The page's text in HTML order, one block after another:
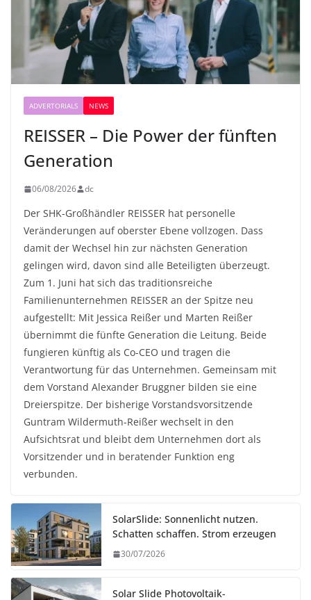
ADVERTORIALS NEWS
REISSER – Die Power der fünften
Generation
06/08/2026 dc
Der SHK-Großhändler REISSER hat personelle
Veränderungen auf oberster Ebene vollzogen. Dass
damit der Wechsel hin zur nächsten Generation
gelingen wird, davon sind alle Beteiligten überzeugt.
Zum 1. Juni hat sich das traditionsreiche
Familienunternehmen REISSER an der Spitze neu
aufgestellt: Mit Jessica Reißer und Marten Reißer
übernimmt die fünfte Generation die Leitung. Beide
fungieren künftig als Co-CEO und tragen die
Verantwortung für das Unternehmen. Gemeinsam mit
dem Vorstand Alexander Bruggner bilden sie eine
Dreierspitze. Der bisherige Vorstandsvorsitzende
Guntram Wildermuth-Reißer wechselt in den
Aufsichtsrat und bleibt dem Unternehmen dort als
Vorsitzender und in beratender Funktion eng
verbunden.
SolarSlide: Sonnenlicht nutzen.
Schatten schaffen. Strom erzeugen
30/07/2026
Solar Slide Photovoltaik-